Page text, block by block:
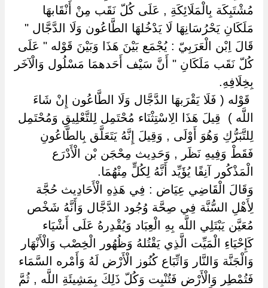
مُشْتَبِكَة بِالْمَلَائِكَةِ , عَلَى كُلّ نَقَب مِنْ أَنْقَابهَا
مَلَكَانِ يَحْرُسَانِهَا لَا يَدْخُلهَا الطَّاعُون وَلَا الدَّجَّال "
قَالَ اِبْن الْعَرَبِيّ : يُجْمَع بَيْنَ هَذَا وَبَيْنَ قَوْله " عَلَى
كُلّ نَقَب مَلَكَانِ " أَنَّ سَيْف أَحَدهمَا مَسْلُول وَالْآخَر
بِخِلَافِهِ.
‏ ‏قَوْله ( فَلَا يَقْرَبهَا الدَّجَّال وَلَا الطَّاعُون إِنْ شَاءَ
اللَّه ) ‏ ‏قِيلَ هَذَا الِاسْتِثْنَاء مُحْتَمِل لِلتَّعْلِيقِ وَمُحْتَمِل
لِلتَّبَرُّكِ وَهُوَ أَوْلَى , وَقِيلَ إِنَّهُ يَتَعَلَّق بِالطَّاعُونِ
فَقَطْ وَفِيهِ نَظَر , وَحَدِيث مِحْجَن بْن الْأَدْرَع
الْمَذْكُور آنِفًا يُؤَيِّد أَنَّهُ لِكُلٍّ مِنْهُمَا.
وَقَالَ الْقَاضِي عِيَاض : فِي هَذِهِ الْأَحَادِيث حُجَّة
لِأَهْلِ السُّنَّة فِي صِحَّة وُجُود الدَّجَّال وَأَنَّهُ شَخْص
مُعَيَّن يَبْتَلِي اللَّه بِهِ الْعِبَاد وَيُقْدِرهُ عَلَى أَشْيَاء
كَإِحْيَاءِ الْمَيِّت الَّذِي يَقْتُلهُ وَظُهُور الْخِصْب وَالْأَنْهَار
وَالْجَنَّة وَالنَّار وَاتِّبَاع كُنُوز الْأَرْض لَهُ وَأَمْره السَّمَاء
فَتُمْطِر وَالْأَرْض فَتُنْبِت وَكُلّ ذَلِكَ بِمَشِيئَةِ اللَّه , ثُمَّ